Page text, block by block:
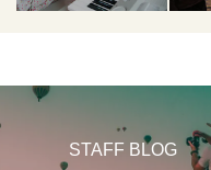
STAFF BLOG